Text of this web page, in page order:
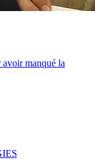
avoir manqué la